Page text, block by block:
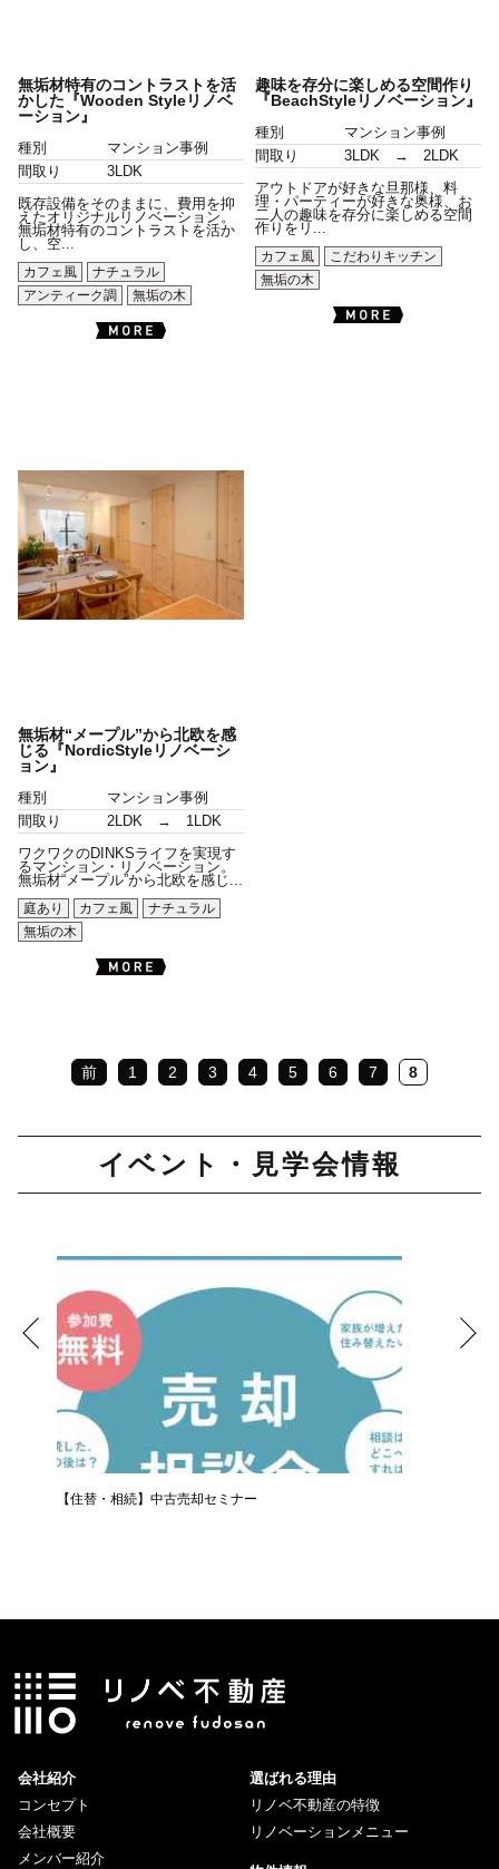
無垢材特有のコントラストを活
かした『Wooden Styleリノベ
ーション』
種別
マンション事例
間取り
3LDK
既存設備をそのままに、費用を抑
えたオリジナルリノベーション。
無垢材特有のコントラストを活か
し、空...
カフェ風
ナチュラル
アンティーク調
無垢の木
趣味を存分に楽しめる空間作り
『BeachStyleリノベーション』
種別
マンション事例
間取り
3LDK → 2LDK
アウトドアが好きな旦那様、料
理・パーティーが好きな奥様、お
二人の趣味を存分に楽しめる空間
作りをリ...
カフェ風
こだわりキッチン
無垢の木
無垢材“メープル”から北欧を感
じる『NordicStyleリノベーシ
ョン』
種別
マンション事例
間取り
2LDK → 1LDK
ワクワクのDINKSライフを実現す
るマンション・リノベーション。
無垢材“メープル”から北欧を感じ...
庭あり
カフェ風
ナチュラル
無垢の木
前 1 2 3 4 5 6 7 8
イベント・見学会情報
【住替・相続】中古売却セミナー
会社紹介
コンセプト
会社概要
メンバー紹介
選ばれる理由
リノベ不動産の特徴
リノベーションメニュー